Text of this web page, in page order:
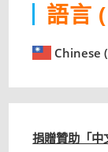
語言
Chinese
捐贈贊助「